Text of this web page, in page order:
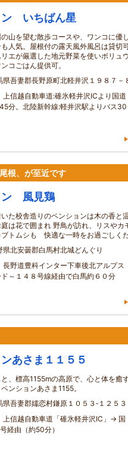
ン いちばん星
山を望む散歩コースや、ワンコに優
人気。屋根付の露天風外風呂は貸切
エが厳選した地元野菜を使いボリュ
コごはん提供可。
県吾妻郡長野原町北軽井沢１９８７－
上信越自動車道:碓氷軽井沢ICより国道
分。北陸新幹線:軽井沢駅よりバス30
根、が至近です
ン 風見鶏
た校舎造りのペンションは木の香と
は花で囲まれ 野鳥が訪れ、リスやカ
ブトムシも 快適な一時をお過ごしくだ
県北安曇郡白馬村北城どんぐり
長野道豊科インター下車後北アルプス
～１４８号線経由で白馬約６０分
あさま１１５５
、標高1155mの高原で、心と体を癒
ンションあさま1155。
県吾妻郡嬬恋村鎌原１０５３‐１２５３
上信越自動車道「碓氷軽井沢IC」→ 国
経由（約50分）